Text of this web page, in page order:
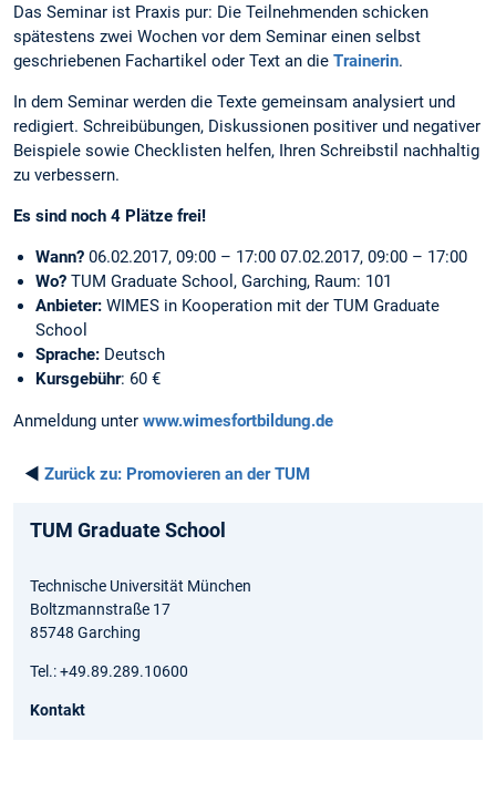
Das Seminar ist Praxis pur: Die Teilnehmenden schicken
spätestens zwei Wochen vor dem Seminar einen selbst
geschriebenen Fachartikel oder Text an die Trainerin.
In dem Seminar werden die Texte gemeinsam analysiert und
redigiert. Schreibübungen, Diskussionen positiver und negativer
Beispiele sowie Checklisten helfen, Ihren Schreibstil nachhaltig
zu verbessern.
Es sind noch 4 Plätze frei!
Wann? 06.02.2017, 09:00 – 17:00 07.02.2017, 09:00 – 17:00
Wo? TUM Graduate School, Garching, Raum: 101
Anbieter: WIMES in Kooperation mit der TUM Graduate
School
Sprache: Deutsch
Kursgebühr: 60 €
Anmeldung unter www.wimesfortbildung.de
◄ Zurück zu: Promovieren an der TUM
TUM Graduate School
Technische Universität München
Boltzmannstraße 17
85748 Garching
Tel.: +49.89.289.10600
Kontakt